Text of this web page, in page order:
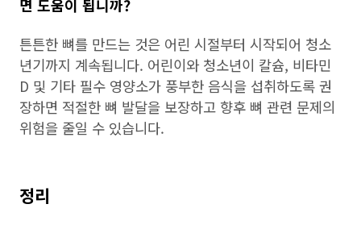
면 도움이 됩니까?
튼튼한 뼈를 만드는 것은 어린 시절부터 시작되어 청소
년기까지 계속됩니다. 어린이와 청소년이 칼슘, 비타민
D 및 기타 필수 영양소가 풍부한 음식을 섭취하도록 권
장하면 적절한 뼈 발달을 보장하고 향후 뼈 관련 문제의
위험을 줄일 수 있습니다.
정리